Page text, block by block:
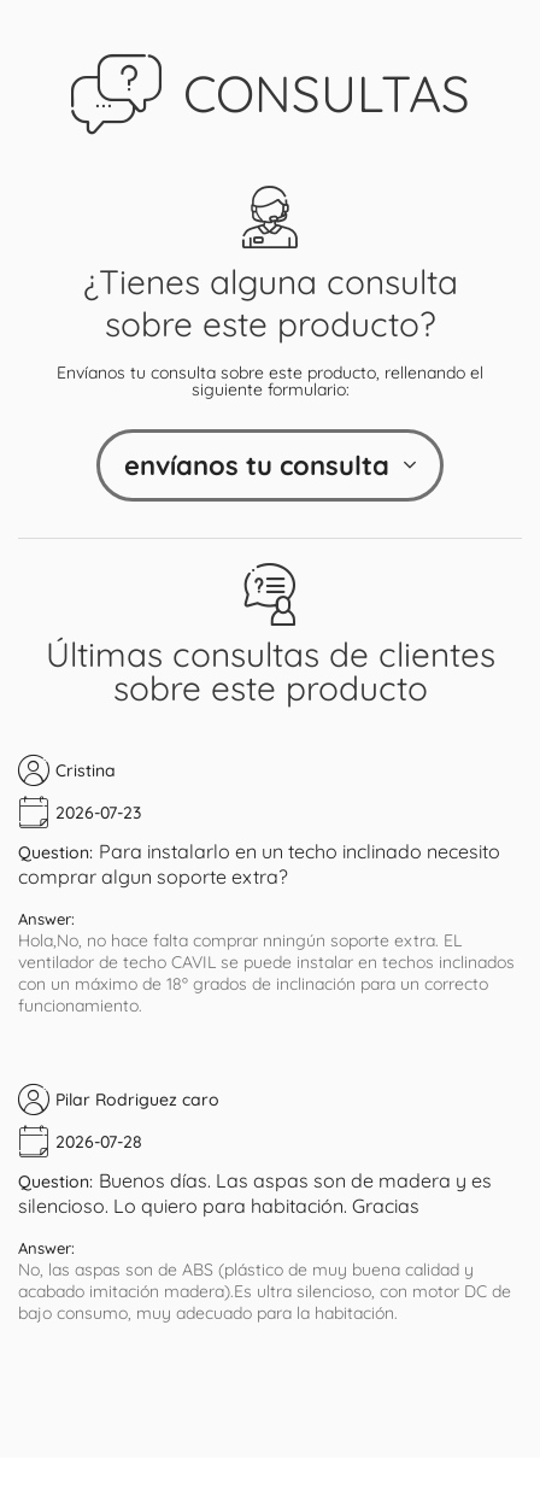
CONSULTAS
Últimas consultas de clientes
sobre este producto
Cristina
2026-07-23
Question: Para instalarlo en un techo inclinado necesito
comprar algun soporte extra?
Answer:
Hola,No, no hace falta comprar nningún soporte extra. EL
ventilador de techo CAVIL se puede instalar en techos inclinados
con un máximo de 18º grados de inclinación para un correcto
funcionamiento.
Pilar Rodriguez caro
2026-07-28
Question: Buenos días. Las aspas son de madera y es
silencioso. Lo quiero para habitación. Gracias
Answer:
No, las aspas son de ABS (plástico de muy buena calidad y
acabado imitación madera).Es ultra silencioso, con motor DC de
bajo consumo, muy adecuado para la habitación.
¿Tienes alguna consulta
sobre este producto?
Envíanos tu consulta sobre este producto, rellenando el
siguiente formulario:
envíanos tu consulta